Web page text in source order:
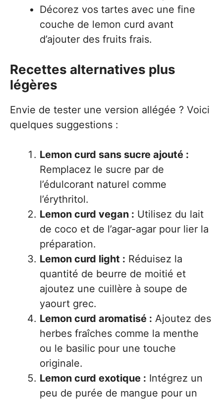
Décorez vos tartes avec une fine
couche de lemon curd avant
d’ajouter des fruits frais.
Recettes alternatives plus
légères
Envie de tester une version allégée ? Voici
quelques suggestions :
Lemon curd sans sucre ajouté :
Remplacez le sucre par de
l’édulcorant naturel comme
l’érythritol.
Lemon curd vegan : Utilisez du lait
de coco et de l’agar-agar pour lier la
préparation.
Lemon curd light : Réduisez la
quantité de beurre de moitié et
ajoutez une cuillère à soupe de
yaourt grec.
Lemon curd aromatisé : Ajoutez des
herbes fraîches comme la menthe
ou le basilic pour une touche
originale.
Lemon curd exotique : Intégrez un
peu de purée de mangue pour un